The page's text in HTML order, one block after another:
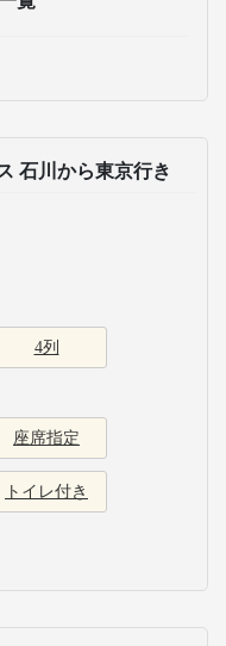
石川から東京行き
4列
座席指定
トイレ付き